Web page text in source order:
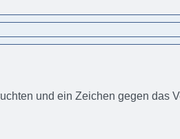
und ein Zeichen gegen das